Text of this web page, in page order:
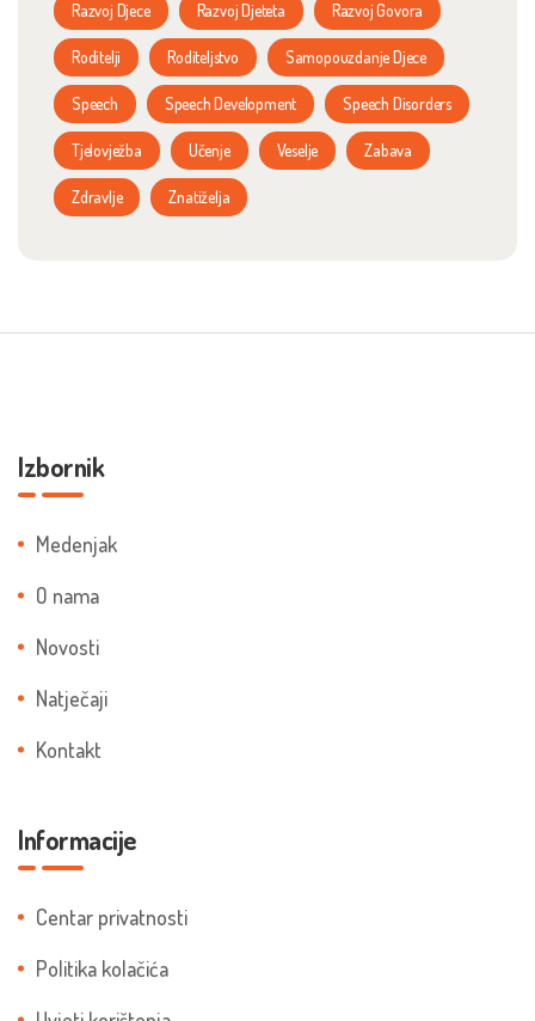
Razvoj Djece Razvoj Djeteta Razvoj Govora
Roditelji Roditeljstvo Samopouzdanje Djece
Speech Speech Development Speech Disorders
Tjelovježba Učenje Veselje Zabava
Zdravlje Znatiželja
Izbornik
Medenjak
O nama
Novosti
Natječaji
Kontakt
Informacije
Centar privatnosti
Politika kolačića